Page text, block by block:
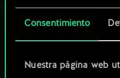
Consentimiento
Nuestra página web
cartas
¡Pero
ser